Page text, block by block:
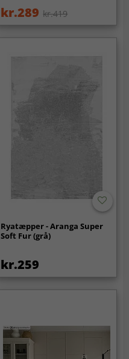
kr.289 kr.419
Ryatæpper - Aranga Super
Soft Fur (grå)
kr.259